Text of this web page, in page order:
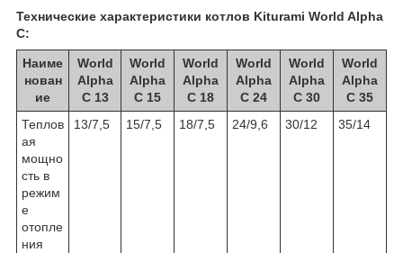
Технические характеристики котлов Kiturami World Alpha
C:
Наиме
нован
ие
World
Alpha
C 13
World
Alpha
C 15
World
Alpha
C 18
World
Alpha
C 24
World
Alpha
C 30
World
Alpha
C 35
Теплов
ая
мощно
сть в
режим
е
отопле
ния
13/7,5 15/7,5 18/7,5 24/9,6 30/12 35/14